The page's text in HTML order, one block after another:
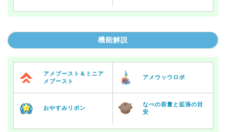
機能解説
アメブースト＆ミニア
メブースト
アメウッウロボ
おやすみリボン
なべの容量と拡張の目
安